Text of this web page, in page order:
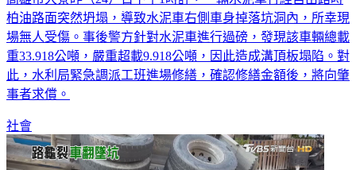
柏油路面突然坍塌，導致水泥車右側車身掉落坑洞內，所幸現
場無人受傷。事後警方針對水泥車進行過磅，發現該車輛總載
重33.918公噸，嚴重超載9.918公噸，因此造成溝頂板塌陷。對
此，水利局緊急調派工班進場修繕，確認修繕金額後，將向肇
事者求償。
社會